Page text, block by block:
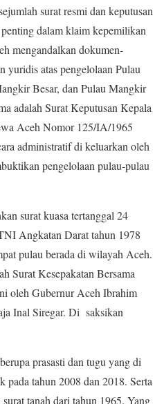
surat resmi dan keputusan
dalam klaim kepemilikan
mengandalkan dokumen-
yuridis atas pengelolaan Pulau
Besar, dan Pulau Mangkir
adalah Surat Keputusan Kepala
Aceh Nomor 125/IA/1965
administratif di keluarkan oleh
pengelolaan pulau-pulau
surat kuasa tertanggal 24
Angkatan Darat tahun 1978
pulau berada di wilayah Aceh.
Surat Kesepakatan Bersama
oleh Gubernur Aceh Ibrahim
Inal Siregar. Di saksikan
prasasti dan tugu yang di
tahun 2008 dan 2018. Serta
tanah dari tahun 1965. Yang